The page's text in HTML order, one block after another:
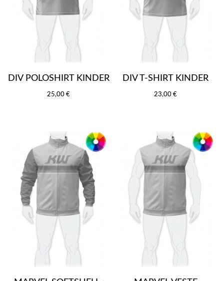
DIV POLOSHIRT KINDER
25,00 €
DIV T-SHIRT KINDER
23,00 €